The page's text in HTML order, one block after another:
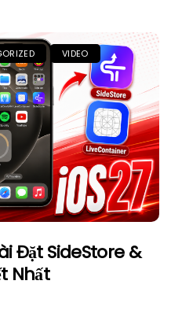
VIDEO
Đặt SideStore &
Nhất